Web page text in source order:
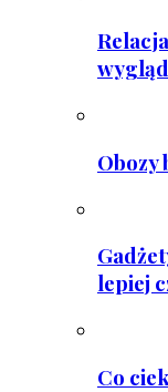
Obozy
lepiej
Co